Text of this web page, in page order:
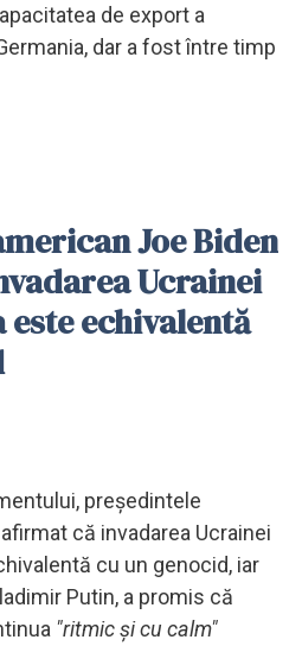
de export a
dar a fost între timp
Joe Biden
Ucrainei
este echivalentă
preşedintele
că invadarea Ucrainei
cu un genocid, iar
Putin, a promis că
"ritmic şi cu calm"